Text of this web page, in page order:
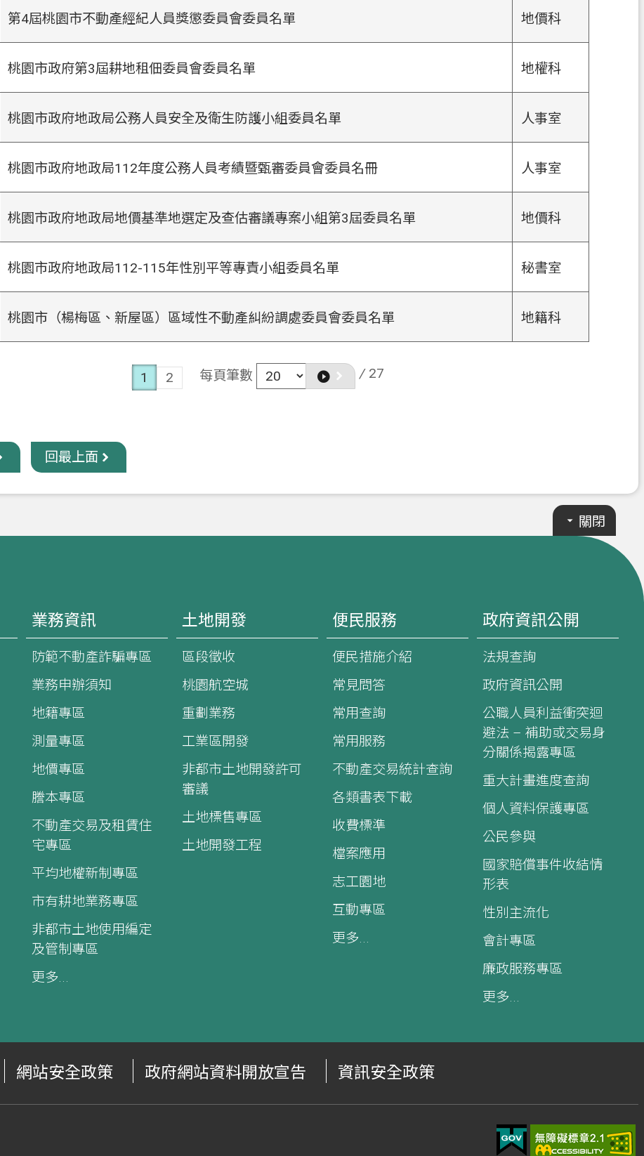
第4屆桃園市不動產經紀人員獎懲委員會委員名單 地價科
桃園市政府第3屆耕地租佃委員會委員名單 地權科
桃園市政府地政局公務人員安全及衛生防護小組委員名單 人事室
桃園市政府地政局112年度公務人員考績暨甄審委員會委員名冊 人事室
桃園市政府地政局地價基準地選定及查估審議專案小組第3屆委員名單 地價科
桃園市政府地政局112-115年性別平等專責小組委員名單 秘書室
桃園市（楊梅區、新屋區）區域性不動產糾紛調處委員會委員名單 地籍科
1 2 每頁筆數 / 27
回最上面
關閉
業務資訊
防範不動產詐騙專區
業務申辦須知
地籍專區
測量專區
地價專區
謄本專區
不動產交易及租賃住
宅專區
平均地權新制專區
市有耕地業務專區
非都市土地使用編定
及管制專區
更多...
土地開發
區段徵收
桃園航空城
重劃業務
工業區開發
非都市土地開發許可
審議
土地標售專區
土地開發工程
便民服務
便民措施介紹
常見問答
常用查詢
常用服務
不動產交易統計查詢
各類書表下載
收費標準
檔案應用
志工園地
互動專區
更多...
政府資訊公開
法規查詢
政府資訊公開
公職人員利益衝突迴
避法 – 補助或交易身
分關係揭露專區
重大計畫進度查詢
個人資料保護專區
公民參與
國家賠償事件收結情
形表
性別主流化
會計專區
廉政服務專區
更多...
網站安全政策 政府網站資料開放宣告 資訊安全政策